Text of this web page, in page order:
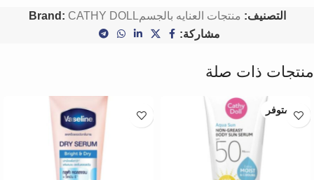
التصنيف: منتجات العنايه بالجسم Brand: CATHY DOLL
مشاركة:
منتجات ذات صلة
غير متوفر